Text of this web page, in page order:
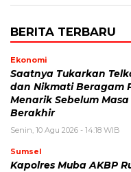
BERITA TERBARU
Ekonomi
Saatnya Tukarkan
dan Nikmati Beragam
Menarik Sebelum
Berakhir
Senin, 10 Agu 2026 - 14:18 WIB
Sumsel
Kapolres Muba AKBP